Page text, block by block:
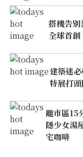
搭機告別
全球首
建築迷
特展打
離市區15
隱少女湯
宅咖啡